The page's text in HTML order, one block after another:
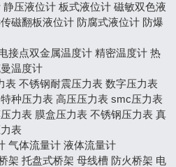
静压液位计 板式液位计 磁敏双色液
磁翻板液位计 防腐式液位计 防爆
接点双金属温度计 精密温度计 热
温度计
表 不锈钢耐震压力表 数字压力表
特种压力表 高压压力表 smc压力表
力表 膜盒压力表 不锈钢压力表 真
表
气体流量计 液体流量计
架 托盘式桥架 母线槽 防火桥架 电